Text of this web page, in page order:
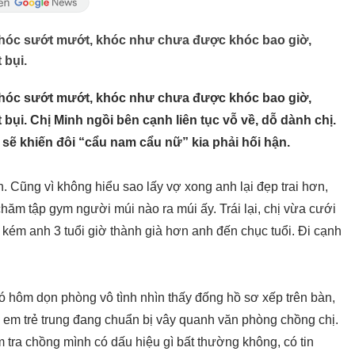
sướt mướt, khóc như chưa được khóc bao giờ,
bụi.
sướt mướt, khóc như chưa được khóc bao giờ,
Chị Minh ngồi bên cạnh liên tục vỗ về, dỗ dành chị.
khiến đôi “cẩu nam cẩu nữ” kia phải hối hận.
Cũng vì không hiểu sao lấy vợ xong anh lại đẹp trai hơn,
tập gym người múi nào ra múi ấy. Trái lại, chị vừa cưới
anh 3 tuổi giờ thành già hơn anh đến chục tuổi. Đi cạnh
dọn phòng vô tình nhìn thấy đống hồ sơ xếp trên bàn,
trẻ trung đang chuẩn bị vây quanh văn phòng chồng chị.
tra chồng mình có dấu hiệu gì bất thường không, có tin